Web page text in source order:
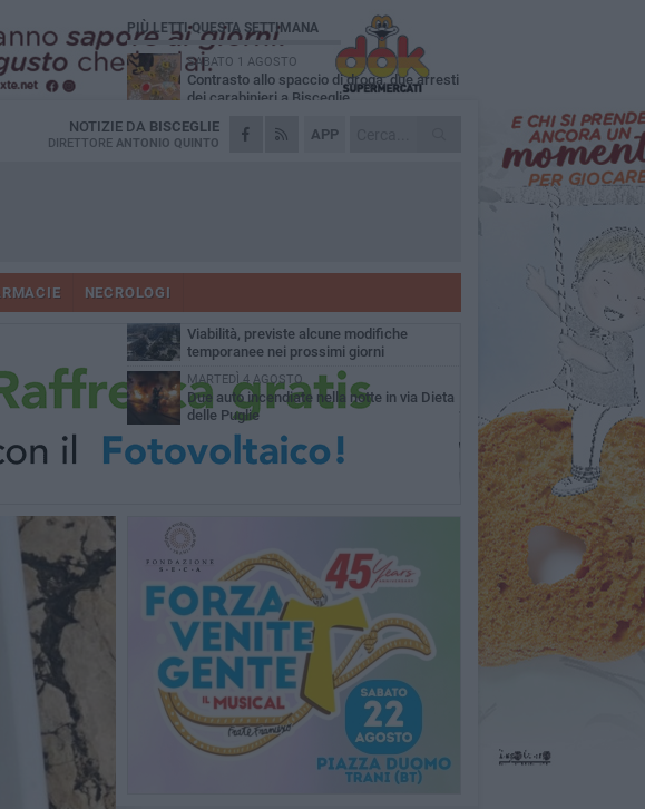
APP
NOTIZIE DA BISCEGLIE
DIRETTORE ANTONIO QUINTO
NECROLOGI
PIÙ LETTI QUESTA SETTIMANA
SABATO 1 AGOSTO
Contrasto allo spaccio di droga, due arresti
dei carabinieri a Bisceglie
VENERDÌ 31 LUGLIO
Torna l'appuntamento con la Pastasciutta
Dramma alla spiaggia Bi-Marmi: un
VENERDÌ 31 LUGLIO
Viabilità, previste alcune modifiche
temporanee nei prossimi giorni
MARTEDÌ 4 AGOSTO
Due auto incendiate nella notte in via Dieta
delle Puglie